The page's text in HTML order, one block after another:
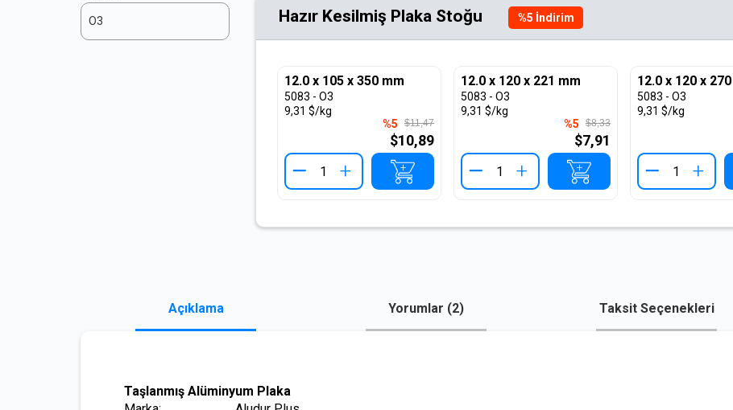
O3 Hazır Kesilmiş Plaka Stoğu %5 İndirim
12.0 x 105 x 350 mm
5083 - O3
9,31 $/kg
%5
$11,47
$10,89
+
12.0 x 120 x 221 mm
5083 - O3
9,31 $/kg
%5
$8,33
$7,91
+
12.0 x 120 x
5083 - O3
9,31 $/kg
+
Açıklama Yorumlar (2) Taksit Seçenekleri
Taşlanmış Alüminyum Plaka